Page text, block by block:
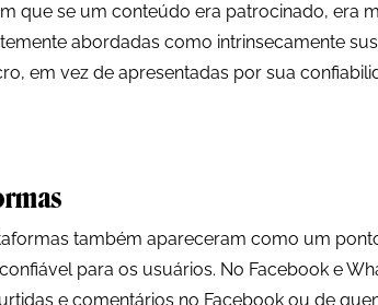
que se um conteúdo era patrocinado, era
abordadas como intrinsecamente
em vez de apresentadas por sua
também apareceram como um
para os usuários. No Facebook e
e comentários no Facebook ou de